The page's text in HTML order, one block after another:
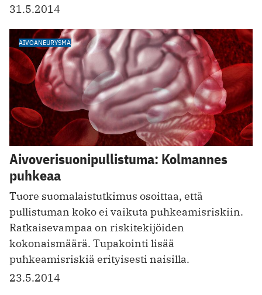
31.5.2014
AIVOANEURYSMA
Aivoverisuonipullistuma: Kolmannes
puhkeaa
Tuore suomalaistutkimus osoittaa, että
pullistuman koko ei vaikuta puhkeamisriskiin.
Ratkaisevampaa on riskitekijöiden
kokonaismäärä. Tupakointi lisää
puhkeamisriskiä erityisesti naisilla.
23.5.2014